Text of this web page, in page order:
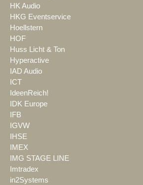
HK Audio
HKG Eventservice
Hoellstern
HOF
Huss Licht & Ton
Hyperactive
IAD Audio
ICT
IdeenReich!
IDK Europe
IFB
IGVW
IHSE
IMEX
IMG STAGE LINE
Imtradex
in2Systems